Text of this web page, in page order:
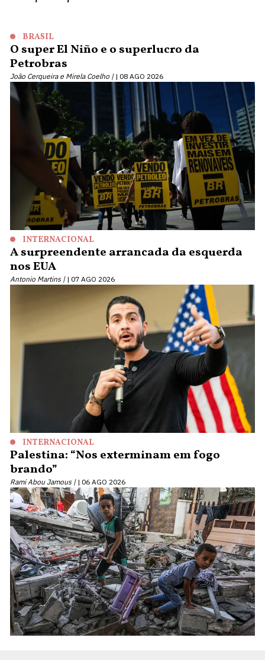
BRASIL
O super El Niño e o superlucro da
Petrobras
João Cerqueira e Mirela Coelho | 08 AGO 2026
INTERNACIONAL
A surpreendente arrancada da esquerda
nos EUA
Antonio Martins | 07 AGO 2026
INTERNACIONAL
Palestina: “Nos exterminam em fogo
brando”
Rami Abou Jamous | 06 AGO 2026